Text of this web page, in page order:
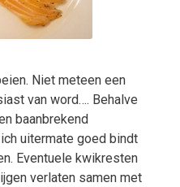
Niet meteen een
van word…. Behalve
baanbrekend
uitermate goed bindt
Eventuele kwikresten
verlaten samen met